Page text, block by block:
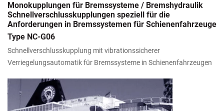
Monokupplungen für Bremssysteme / Bremshydraulik
Schnellverschlusskupplungen speziell für die
Anforderungen in Bremssystemen für Schienenfahrzeuge
Type NC-G06
Schnellverschlusskupplung mit vibrationssicherer
Verriegelungsautomatik für Bremssysteme in Schienenfahrzeugen